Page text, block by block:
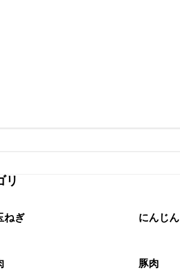
なるべくお早めにお召し上がりください。
リ
ねぎ にんじん
豚肉